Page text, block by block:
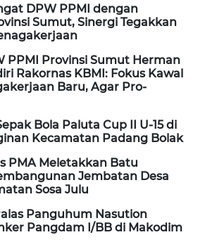
DPW PPMI dengan
Sumut, Sinergi Tegakkan
PPMI Provinsi Sumut Herman
Rakornas KBMI: Fokus Kawal
Baru, Agar Pro-
Bola Paluta Cup II U-15 di
Kecamatan Padang Bolak
PMA Meletakkan Batu
Jembatan Desa
Sosa Julu
Panguhum Nasution
Pangdam I/BB di Makodim